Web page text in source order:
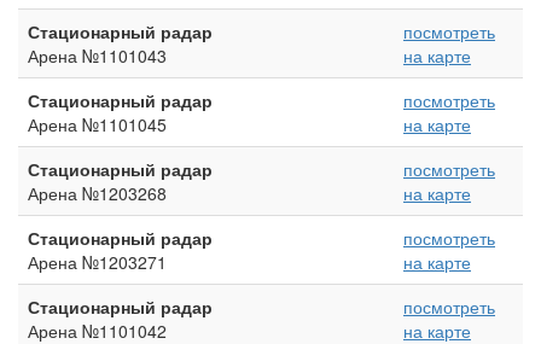
Стационарный радар
Арена №1101043
посмотреть
на карте
Стационарный радар
Арена №1101045
посмотреть
на карте
Стационарный радар
Арена №1203268
посмотреть
на карте
Стационарный радар
Арена №1203271
посмотреть
на карте
Стационарный радар
Арена №1101042
посмотреть
на карте